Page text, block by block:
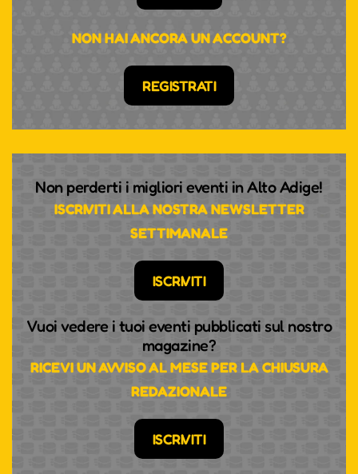
NON HAI ANCORA UN ACCOUNT?
REGISTRATI
Non perderti i migliori eventi in Alto Adige!
ISCRIVITI ALLA NOSTRA NEWSLETTER
SETTIMANALE
ISCRIVITI
Vuoi vedere i tuoi eventi pubblicati sul nostro
magazine?
RICEVI UN AVVISO AL MESE PER LA CHIUSURA
REDAZIONALE
ISCRIVITI